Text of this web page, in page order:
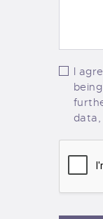
I
data,